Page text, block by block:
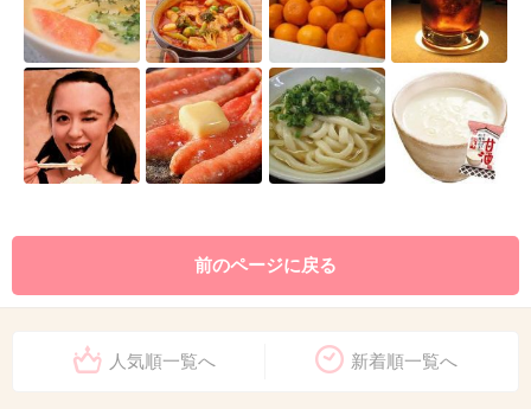
前のページに戻る
人気順一覧へ 新着順一覧へ